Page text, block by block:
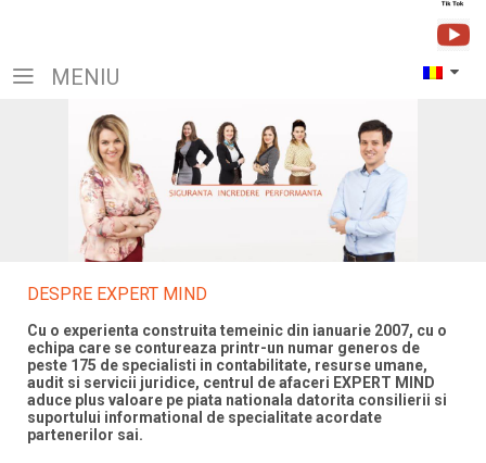
MENIU
DESPRE EXPERT MIND
Cu o experienta construita temeinic din ianuarie 2007, cu o
echipa care se contureaza printr-un numar generos de
peste 175 de specialisti in contabilitate, resurse umane,
audit si servicii juridice, centrul de afaceri EXPERT MIND
aduce plus valoare pe piata nationala datorita consilierii si
suportului informational de specialitate acordate
partenerilor sai.